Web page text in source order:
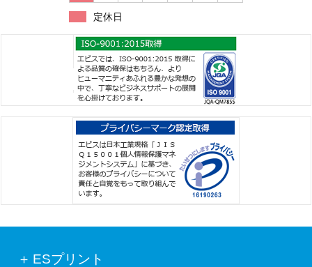
定休日
ESプリント